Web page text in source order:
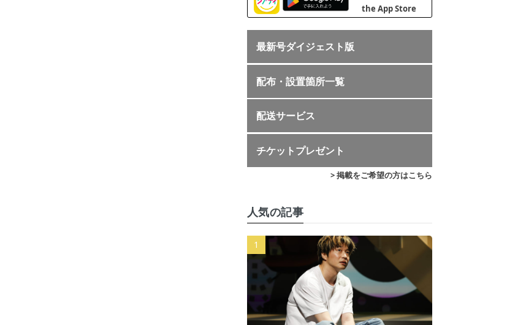
最新号ダイジェスト版
配布・設置箇所一覧
配送サービス
チケットプレゼント
> 掲載をご希望の方はこちら
人気の記事